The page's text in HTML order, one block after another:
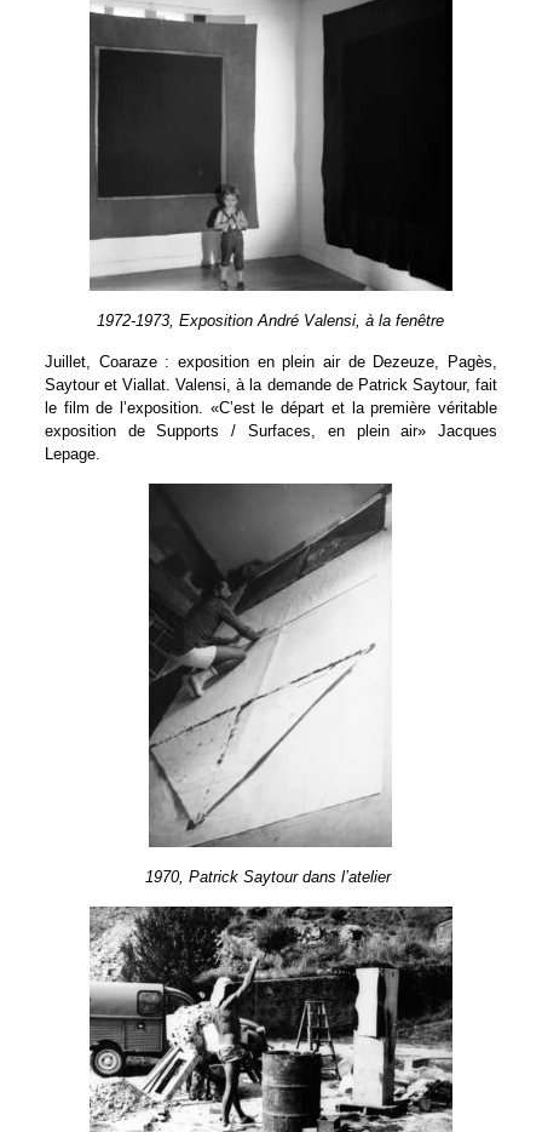
1972-1973, Exposition André Valensi, à la fenêtre
Juillet, Coaraze : exposition en plein air de Dezeuze, Pagès,
Saytour et Viallat. Valensi, à la demande de Patrick Saytour, fait
le film de l’exposition. «C’est le départ et la première véritable
exposition de Supports / Surfaces, en plein air» Jacques
Lepage.
1970, Patrick Saytour dans l’atelier